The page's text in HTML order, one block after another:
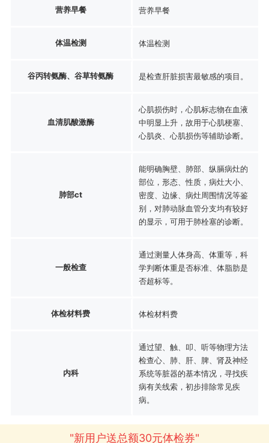
营养早餐 营养早餐
体温检测 体温检测
谷丙转氨酶、谷草转氨酶 是检查肝脏损害最敏感的项目。
血清肌酸激酶
心肌损伤时，心肌标志物在血液
中明显上升，故用于心肌梗塞、
心肌炎、心肌损伤等辅助诊断。
肺部ct
能明确胸壁、肺部、纵膈病灶的
部位，形态、性质，病灶大小、
密度、边缘、病灶周围情况等鉴
别，对肺动脉血管分支均有较好
的显示，可用于肺栓塞的诊断。
一般检查
通过测量人体身高、体重等，科
学判断体重是否标准、体脂肪是
否超标等。
体检材料费 体检材料费
内科
通过望、触、叩、听等物理方法
检查心、肺、肝、脾、肾及神经
系统等脏器的基本情况，寻找疾
病有关线索，初步排除常见疾
病。
"新用户送总额30元体检券"